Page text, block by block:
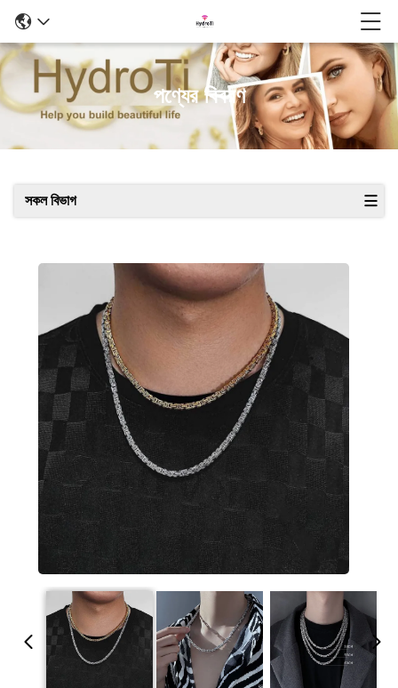
পণ্যের বিবরণ
সকল বিভাগ